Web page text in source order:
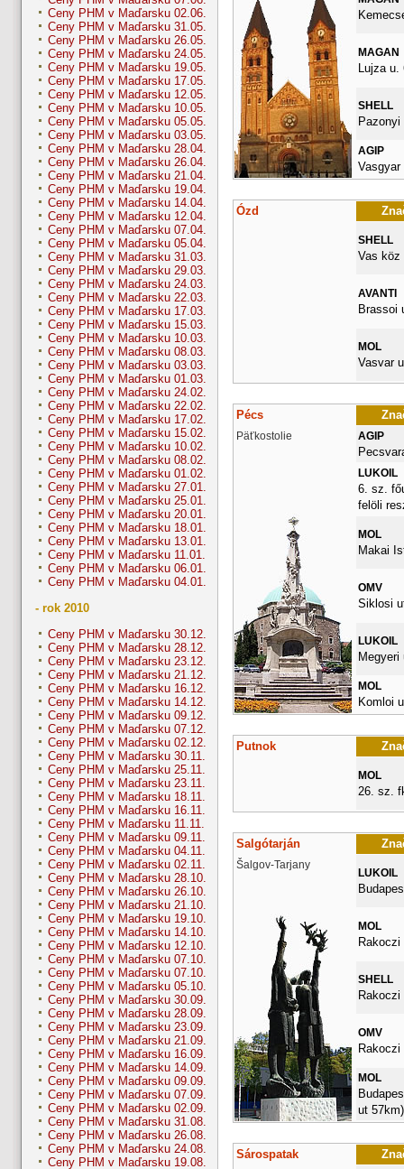
Ceny PHM v Maďarsku 02.06.
Ceny PHM v Maďarsku 31.05.
Ceny PHM v Maďarsku 26.05.
Ceny PHM v Maďarsku 24.05.
Ceny PHM v Maďarsku 19.05.
Ceny PHM v Maďarsku 17.05.
Ceny PHM v Maďarsku 12.05.
Ceny PHM v Maďarsku 10.05.
Ceny PHM v Maďarsku 05.05.
Ceny PHM v Maďarsku 03.05.
Ceny PHM v Maďarsku 28.04.
Ceny PHM v Maďarsku 26.04.
Ceny PHM v Maďarsku 21.04.
Ceny PHM v Maďarsku 19.04.
Ceny PHM v Maďarsku 14.04.
Ceny PHM v Maďarsku 12.04.
Ceny PHM v Maďarsku 07.04.
Ceny PHM v Maďarsku 05.04.
Ceny PHM v Maďarsku 31.03.
Ceny PHM v Maďarsku 29.03.
Ceny PHM v Maďarsku 24.03.
Ceny PHM v Maďarsku 22.03.
Ceny PHM v Maďarsku 17.03.
Ceny PHM v Maďarsku 15.03.
Ceny PHM v Maďarsku 10.03.
Ceny PHM v Maďarsku 08.03.
Ceny PHM v Maďarsku 03.03.
Ceny PHM v Maďarsku 01.03.
Ceny PHM v Maďarsku 24.02.
Ceny PHM v Maďarsku 22.02.
Ceny PHM v Maďarsku 17.02.
Ceny PHM v Maďarsku 15.02.
Ceny PHM v Maďarsku 10.02.
Ceny PHM v Maďarsku 08.02.
Ceny PHM v Maďarsku 01.02.
Ceny PHM v Maďarsku 27.01.
Ceny PHM v Maďarsku 25.01.
Ceny PHM v Maďarsku 20.01.
Ceny PHM v Maďarsku 18.01.
Ceny PHM v Maďarsku 13.01.
Ceny PHM v Maďarsku 11.01.
Ceny PHM v Maďarsku 06.01.
Ceny PHM v Maďarsku 04.01.
- rok 2010
Ceny PHM v Maďarsku 30.12.
Ceny PHM v Maďarsku 28.12.
Ceny PHM v Maďarsku 23.12.
Ceny PHM v Maďarsku 21.12.
Ceny PHM v Maďarsku 16.12.
Ceny PHM v Maďarsku 14.12.
Ceny PHM v Maďarsku 09.12.
Ceny PHM v Maďarsku 07.12.
Ceny PHM v Maďarsku 02.12.
Ceny PHM v Maďarsku 30.11.
Ceny PHM v Maďarsku 25.11.
Ceny PHM v Maďarsku 23.11.
Ceny PHM v Maďarsku 18.11.
Ceny PHM v Maďarsku 16.11.
Ceny PHM v Maďarsku 11.11.
Ceny PHM v Maďarsku 09.11.
Ceny PHM v Maďarsku 04.11.
Ceny PHM v Maďarsku 02.11.
Ceny PHM v Maďarsku 28.10.
Ceny PHM v Maďarsku 26.10.
Ceny PHM v Maďarsku 21.10.
Ceny PHM v Maďarsku 19.10.
Ceny PHM v Maďarsku 14.10.
Ceny PHM v Maďarsku 12.10.
Ceny PHM v Maďarsku 07.10.
Ceny PHM v Maďarsku 07.10.
Ceny PHM v Maďarsku 05.10.
Ceny PHM v Maďarsku 30.09.
Ceny PHM v Maďarsku 28.09.
Ceny PHM v Maďarsku 23.09.
Ceny PHM v Maďarsku 21.09.
Ceny PHM v Maďarsku 16.09.
Ceny PHM v Maďarsku 14.09.
Ceny PHM v Maďarsku 09.09.
Ceny PHM v Maďarsku 07.09.
Ceny PHM v Maďarsku 02.09.
Ceny PHM v Maďarsku 31.08.
Ceny PHM v Maďarsku 26.08.
Ceny PHM v Maďarsku 24.08.
Ceny PHM v Maďarsku 19.08.
MAGAN
Lujza u.
SHELL
Pazonyi
AGIP
Vasgyar
Ózd
SHELL
Vas köz
AVANTI
Brassoi
MOL
Vasvar
Pécs
Päťkostolie AGIP
LUKOIL
6. sz.
felöli
MOL
Makai
OMV
Siklosi
LUKOIL
Megyeri
MOL
Komloi
Putnok
MOL
26. sz.
Salgótarján
Šalgov-Tarjany
LUKOIL
MOL
Rakoczi
SHELL
Rakoczi
OMV
Rakoczi
MOL
ut 57km)
Sárospatak